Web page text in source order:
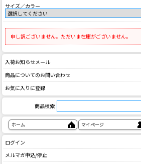
サイズ／カラー
申し訳ございません。ただいま在庫がございません。
入荷お知らせメール
商品についてのお問い合わせ
お気に入りに登録
商品検索
ホーム マイページ
ログイン
メルマガ申込/停止